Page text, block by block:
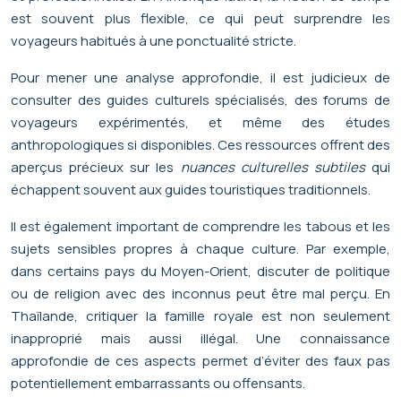
est souvent plus flexible, ce qui peut surprendre les
voyageurs habitués à une ponctualité stricte.
Pour mener une analyse approfondie, il est judicieux de
consulter des guides culturels spécialisés, des forums de
voyageurs expérimentés, et même des études
anthropologiques si disponibles. Ces ressources offrent des
aperçus précieux sur les nuances culturelles subtilesqui
échappent souvent aux guides touristiques traditionnels.
Il est également important de comprendre les tabous et les
sujets sensibles propres à chaque culture. Par exemple,
dans certains pays du Moyen-Orient, discuter de politique
ou de religion avec des inconnus peut être mal perçu. En
Thaïlande, critiquer la famille royale est non seulement
inapproprié mais aussi illégal. Une connaissance
approfondie de ces aspects permet d’éviter des faux pas
potentiellement embarrassants ou offensants.